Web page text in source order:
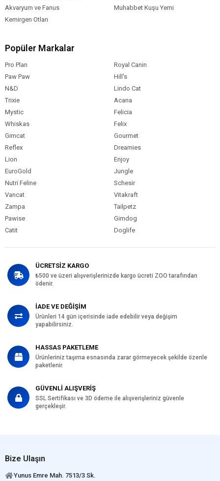
Akvaryum ve Fanus
Muhabbet Kuşu Yemi
Kemirgen Otları
Popüler Markalar
Pro Plan
Royal Canin
Paw Paw
Hill's
N&D
Lindo Cat
Trixie
Acana
Mystic
Felicia
Whiskas
Felix
Gimcat
Gourmet
Reflex
Dreamies
Lion
Enjoy
EuroGold
Jungle
Nutri Feline
Schesir
Vancat
Vitakraft
Zampa
Tailpetz
Pawise
Gimdog
Catit
Doglife
ÜCRETSİZ KARGO
₺500 ve üzeri alışverişlerinizde kargo ücreti ZOO tarafından
ödenir.
İADE VE DEĞİŞİM
Ürünleri 14 gün içerisinde iade edebilir veya değişim
yapabilirsiniz.
HASSAS PAKETLEME
Ürünleriniz taşıma esnasında zarar görmeyecek şekilde özenle
paketlenir.
GÜVENLİ ALIŞVERİŞ
SSL Sertifikası ve 3D ödeme ile alışverişleriniz güvenle
gerçekleşir.
Bize Ulaşın
Yunus Emre Mah. 7513/3 Sk.